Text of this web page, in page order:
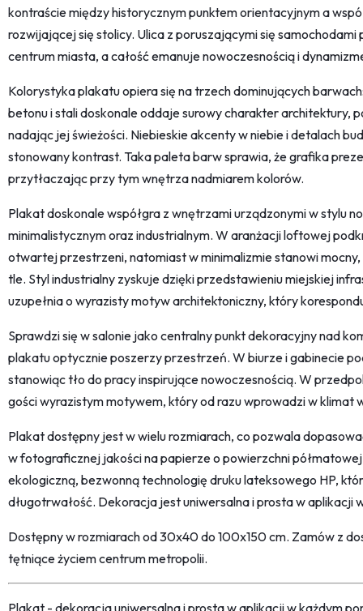
kontraście między historycznym punktem orientacyjnym a
rozwijającej się stolicy. Ulica z poruszającymi się
centrum miasta, a całość emanuje nowoczesnością i
Kolorystyka plakatu opiera się na trzech dominujących
betonu i stali doskonale oddaje surowy charakter architektury,
nadając jej świeżości. Niebieskie akcenty w niebie i detalach
stonowany kontrast. Taka paleta barw sprawia, że grafika
przytłaczając przy tym wnętrza nadmiarem kolorów.
Plakat doskonale współgra z wnętrzami urządzonymi w stylu
minimalistycznym oraz industrialnym. W aranżacji loftowej
otwartej przestrzeni, natomiast w minimalizmie stanowi
tle. Styl industrialny zyskuje dzięki przedstawieniu miejskiej
uzupełnia o wyrazisty motyw architektoniczny, który
Sprawdzi się w salonie jako centralny punkt dekoracyjny nad
plakatu optycznie poszerzy przestrzeń. W biurze i gabinecie
stanowiąc tło do pracy inspirujące nowoczesnością. W
gości wyrazistym motywem, który od razu wprowadzi w klimat
Plakat dostępny jest w wielu rozmiarach, co pozwala
w fotograficznej jakości na papierze o powierzchni
ekologiczną, bezwonną technologię druku lateksowego HP,
długotrwałość. Dekoracja jest uniwersalna i prosta w aplikacji
Dostępny w rozmiarach od 30x40 do 100x150 cm. Zamów z
tętniące życiem centrum metropolii.